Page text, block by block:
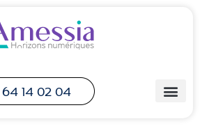
14 02 04